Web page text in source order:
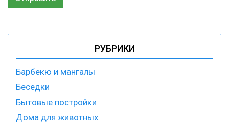
РУБРИКИ
Барбекю и мангалы
Беседки
Бытовые постройки
Дома для животных